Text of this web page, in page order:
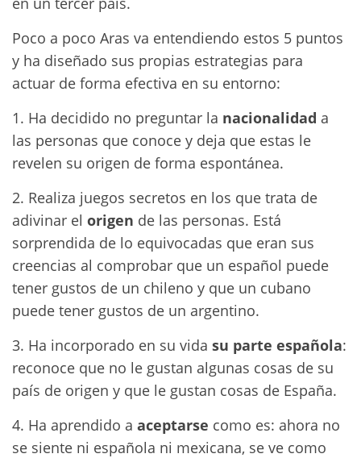
Poco a poco Aras va entendiendo estos 5 puntos
y ha diseñado sus propias estrategias para
actuar de forma efectiva en su entorno:
1. Ha decidido no preguntar la nacionalidad a
las personas que conoce y deja que estas le
revelen su origen de forma espontánea.
2. Realiza juegos secretos en los que trata de
adivinar el origen de las personas. Está
sorprendida de lo equivocadas que eran sus
creencias al comprobar que un español puede
tener gustos de un chileno y que un cubano
puede tener gustos de un argentino.
3. Ha incorporado en su vida su parte española:
reconoce que no le gustan algunas cosas de su
país de origen y que le gustan cosas de España.
4. Ha aprendido a aceptarse como es: ahora no
se siente ni española ni mexicana, se ve como